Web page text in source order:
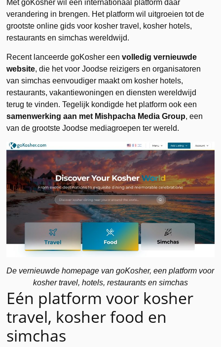
Met goKosher wil een internationaal platform daar
verandering in brengen. Het platform wil uitgroeien tot de
grootste online gids voor kosher travel, kosher hotels,
restaurants en simchas wereldwijd.
Recent lanceerde goKosher eenvolledig vernieuwde
website, die het voor Joodse reizigers en organisatoren
van simchas eenvoudiger maakt om kosher hotels,
restaurants, vakantiewoningen en diensten wereldwijd
terug te vinden. Tegelijk kondigde het platform ook een
samenwerking aan met Mishpacha Media Group, een
van de grootste Joodse mediagroepen ter wereld.
De vernieuwde homepage van goKosher, een platform voor
kosher travel, hotels, restaurants en simchas
Eén platform voor kosher
travel, kosher food en
simchas